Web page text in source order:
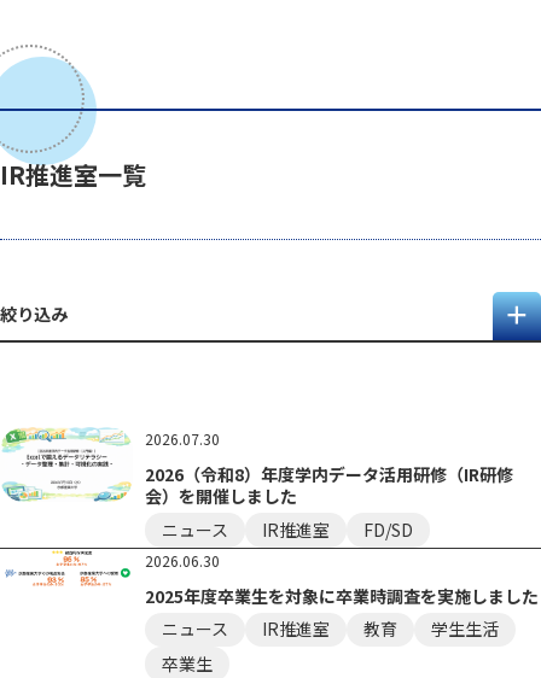
IR推進室一覧
絞り込み
2026.07.30
2026（令和8）年度学内データ活用研修（IR研修
会）を開催しました
ニュース
IR推進室 FD/SD
2026.06.30
2025年度卒業生を対象に卒業時調査を実施しました
ニュース
IR推進室 教育
学生生活
卒業生